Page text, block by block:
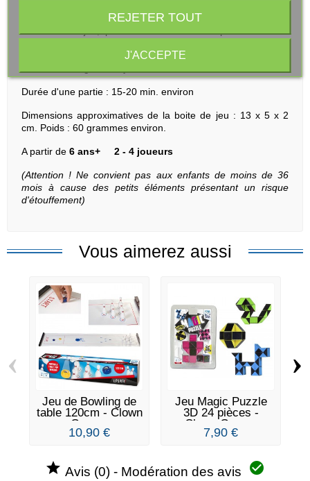
extrémités de la ligne de dominos déjà posés), le joueur, lors
son tour de jeu, pioche dans la réserve pour tenter de
de jeu style pochette cartonnée illustrée, avec label
Durée d'une partie : 15-20 min. environ
Dimensions approximatives de la boite de jeu : 13 x 5 x 2
cm. Poids : 60 grammes environ.
A partir de 6 ans+ 2 - 4 joueurs
(Attention ! Ne convient pas aux enfants de moins de 36
mois à cause des petits éléments présentant un risque
d'étouffement)
Vous aimerez aussi
Jeu de Bowling de
table 120cm - Clown
Games
10,90 €
Jeu Magic Puzzle
3D 24 pièces -
Clown Games
7,90 €
‹ ›
 Avis (0) - Modération des avis 
REJETER TOUT
J'ACCEPTE